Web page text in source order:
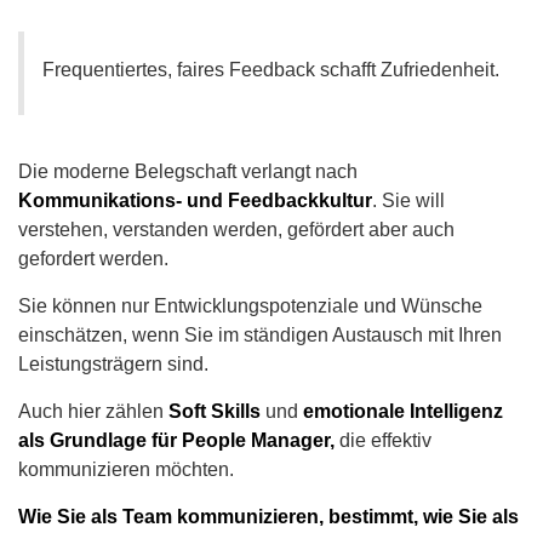
Frequentiertes, faires Feedback schafft Zufriedenheit.
Die moderne Belegschaft verlangt nach
Kommunikations- und Feedbackkultur. Sie will
verstehen, verstanden werden, gefördert aber auch
gefordert werden.
Sie können nur Entwicklungspotenziale und Wünsche
einschätzen, wenn Sie im ständigen Austausch mit Ihren
Leistungsträgern sind.
Auch hier zählen Soft Skills und emotionale Intelligenz
als Grundlage für People Manager, die effektiv
kommunizieren möchten.
Wie Sie als Team kommunizieren, bestimmt, wie Sie als